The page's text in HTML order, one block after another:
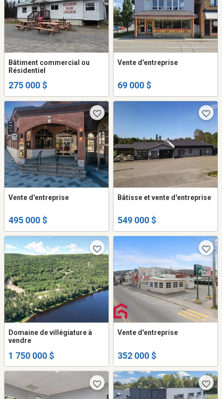
Bâtiment commercial ou
Résidentiel
275 000 $
Vente d'entreprise
69 000 $
Vente d'entreprise
495 000 $
Bâtisse et vente d'entreprise
549 000 $
Domaine de villégiature à
vendre
1 750 000 $
Vente d'entreprise
352 000 $